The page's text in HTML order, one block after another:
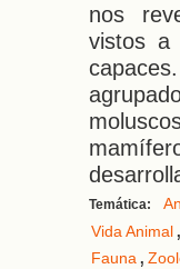
nos
vistos a
Temática:
Vida Animal
Fauna ,